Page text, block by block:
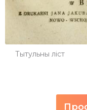
Тытульны ліст